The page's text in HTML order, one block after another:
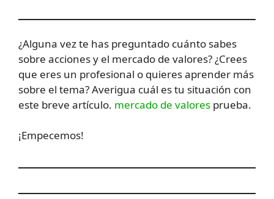
¿Alguna vez te has preguntado cuánto sabes
sobre acciones y el mercado de valores? ¿Crees
que eres un profesional o quieres aprender más
sobre el tema? Averigua cuál es tu situación con
este breve artículo. mercado de valores prueba.
¡Empecemos!